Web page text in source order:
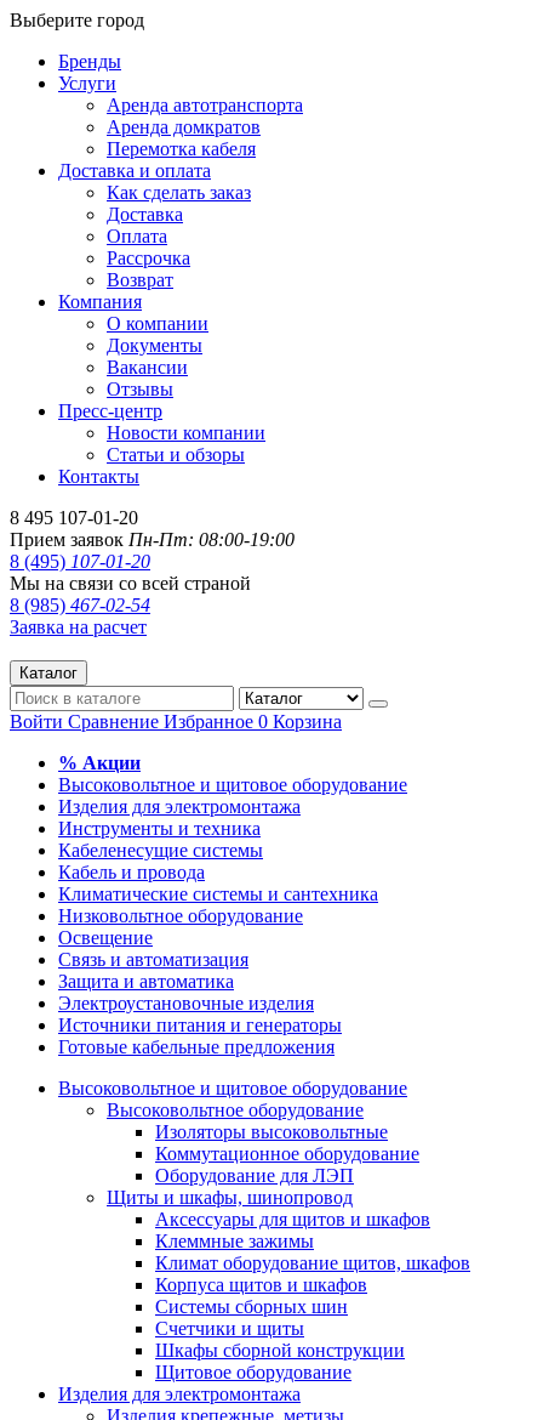
Выберите город
Бренды
Услуги
Аренда автотранспорта
Аренда домкратов
Перемотка кабеля
Доставка и оплата
Как сделать заказ
Доставка
Оплата
Рассрочка
Возврат
Компания
О компании
Документы
Вакансии
Отзывы
Пресс-центр
Новости компании
Статьи и обзоры
Контакты
8 495 107-01-20
Прием заявок Пн-Пт: 08:00-19:00
8 (495) 107-01-20
Мы на связи со всей страной
8 (985) 467-02-54
Заявка на расчет
Каталог
Войти Сравнение Избранное 0 Корзина
% Акции
Высоковольтное и щитовое оборудование
Изделия для электромонтажа
Инструменты и техника
Кабеленесущие системы
Кабель и провода
Климатические системы и сантехника
Низковольтное оборудование
Освещение
Связь и автоматизация
Защита и автоматика
Электроустановочные изделия
Источники питания и генераторы
Готовые кабельные предложения
Высоковольтное и щитовое оборудование
Высоковольтное оборудование
Изоляторы высоковольтные
Коммутационное оборудование
Оборудование для ЛЭП
Щиты и шкафы, шинопровод
Аксессуары для щитов и шкафов
Клеммные зажимы
Климат оборудование щитов, шкафов
Корпуса щитов и шкафов
Системы сборных шин
Счетчики и щиты
Шкафы сборной конструкции
Щитовое оборудование
Изделия для электромонтажа
Изделия крепежные, метизы